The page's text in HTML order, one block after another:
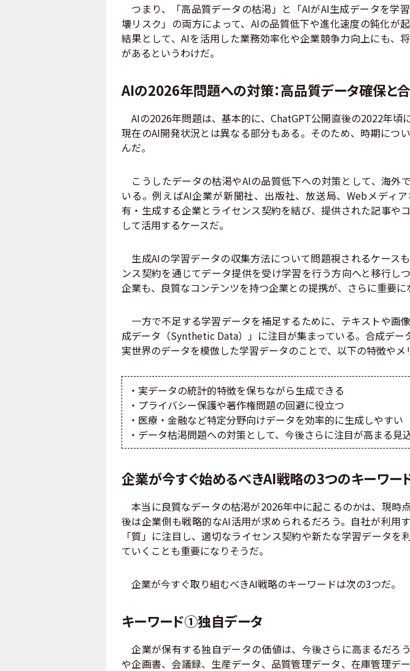
つまり、「高品質データの枯渇」と「AIがAI生成データを学
壊リスク」の両方によって、AIの品質低下や進化速度の鈍化が
結果として、AIを活用した業務効率化や企業競争力向上にも、
があるというわけだ。
AIの2026年問題への対策：高品質データ確保と
AIの2026年問題は、基本的に、ChatGPT公開直後の2022年頃
現在のAI開発状況とは異なる部分もある。そのため、時期につ
んだ。
こうしたデータの枯渇やAIの品質低下への対策として、海外
いる。例えばAI企業が新聞社、出版社、放送局、Webメディ
有・生成する企業とライセンス契約を結び、提供された記事や
して活用するケースだ。
生成AIの学習データの収集方法について問題視されるケース
ンス契約を通じてデータ提供を受け学習を行う方向へと移行し
企業も、良質なコンテンツを持つ企業との提携が、さらに重要に
一方で不足する学習データを補足するために、テキストや画
成データ（Synthetic Data）」に注目が集まっている。合成デー
実世界のデータを模倣した学習データのことで、以下の特徴やメ
・実データの統計的特徴を保ちながら生成できる
・プライバシー保護や著作権問題の回避に役立つ
・医療・金融など特定分野向けデータを効率的に生成しやすい
・データ枯渇問題への対策として、今後さらに注目が高まる見
企業が今すぐ始めるべきAI戦略の3つのキーワー
本当に良質なデータの枯渇が2026年中に起こるのかは、現時
後は企業側も戦略的なAI活用が求められるだろう。自社が利用
「質」に注目し、適切なライセンス契約や新たな学習データを
ていくことも重要になりそうだ。
企業が今すぐ取り組むべきAI戦略のキーワードは次の3つだ。
キーワード①独自データ
企業が保有する独自データの価値は、今後さらに高まるだろ
や企画書、会議録、生産データ、品質管理データ、在庫管理デ